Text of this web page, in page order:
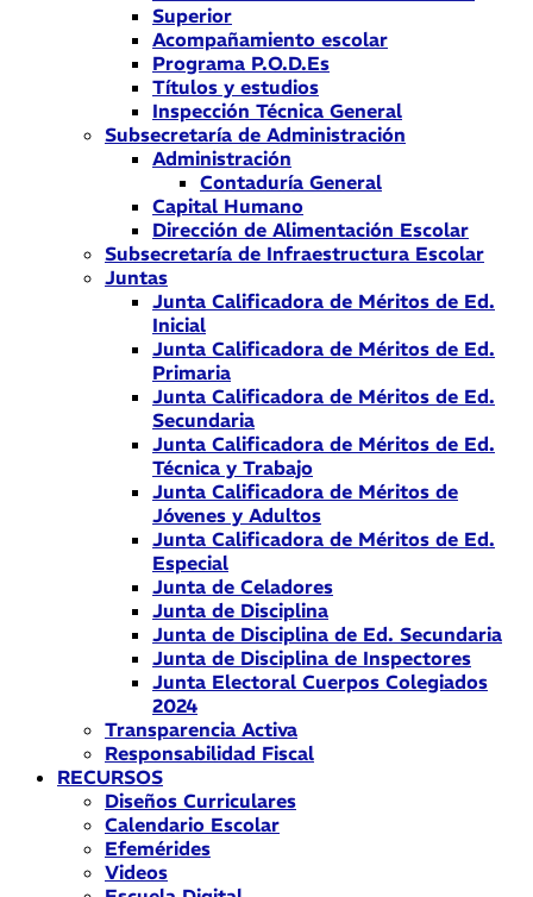
Superior
Acompañamiento escolar
Programa P.O.D.Es
Títulos y estudios
Inspección Técnica General
Subsecretaría de Administración
Administración
Contaduría General
Capital Humano
Dirección de Alimentación Escolar
Subsecretaría de Infraestructura Escolar
Juntas
Junta Calificadora de Méritos de Ed.
Inicial
Junta Calificadora de Méritos de Ed.
Primaria
Junta Calificadora de Méritos de Ed.
Secundaria
Junta Calificadora de Méritos de Ed.
Técnica y Trabajo
Junta Calificadora de Méritos de
Jóvenes y Adultos
Junta Calificadora de Méritos de Ed.
Especial
Junta de Celadores
Junta de Disciplina
Junta de Disciplina de Ed. Secundaria
Junta de Disciplina de Inspectores
Junta Electoral Cuerpos Colegiados
2024
Transparencia Activa
Responsabilidad Fiscal
RECURSOS
Diseños Curriculares
Calendario Escolar
Efemérides
Videos